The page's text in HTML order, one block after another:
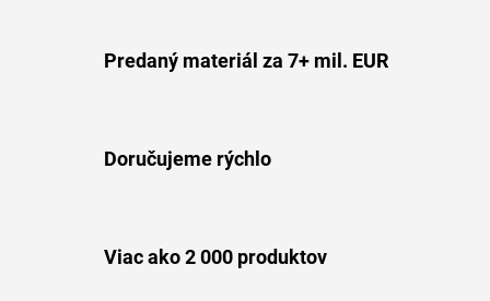
s
Predaný materiál za 7+ mil. EUR
Doručujeme rýchlo
Viac ako 2 000 produktov